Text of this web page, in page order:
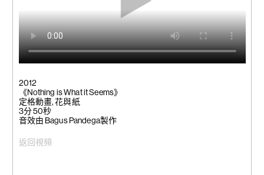
返回視頻
2012
《Nothing is What it Seems》
定格動畫, 花與紙
3分 50秒
音效由 Bagus Pandega製作